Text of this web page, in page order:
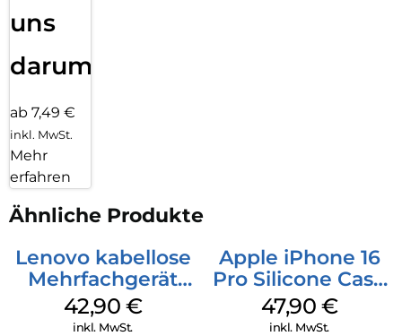
uns
darum!
ab 7,49 €
inkl. MwSt.
Mehr
erfahren
Ähnliche Produkte
Lenovo kabellose
Mehrfachgerät
Luna Grey
42,90 €
inkl. MwSt.
Apple iPhone 16
Pro Silicone Case
MagSafe Denim
47,90 €
inkl. MwSt.